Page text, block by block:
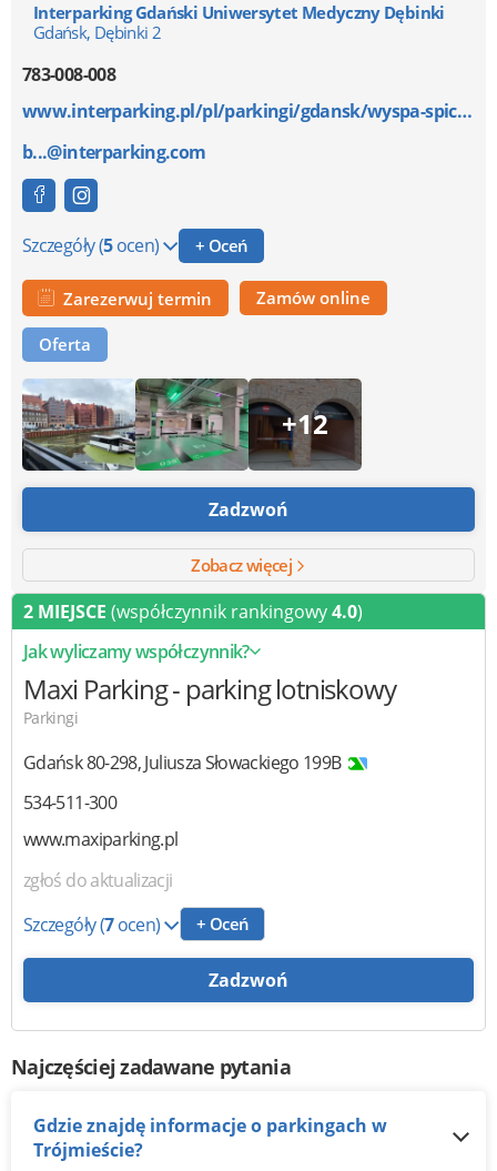
Interparking Gdański Uniwersytet Medyczny Dębinki
Gdańsk, Dębinki 2
783-008-008
www.interparking.pl/pl/parkingi/gdansk/wyspa-spichrz...
b...@interparking.com
Szczegóły(5ocen) + Oceń
Zarezerwuj termin Zamów online
Oferta
+12
Zadzwoń
Zobacz więcej
2 MIEJSCE (współczynnik rankingowy4.0)
Jak wyliczamy współczynnik?
Maxi Parking- parking lotniskowy
Parkingi
Gdańsk80-298,Juliusza Słowackiego 199B
534-511-300
www.maxiparking.pl
zgłoś do aktualizacji
Szczegóły(7ocen) + Oceń
Zadzwoń
Najczęściej zadawane pytania
Gdzie znajdę informacje o parkingach w
Trójmieście?